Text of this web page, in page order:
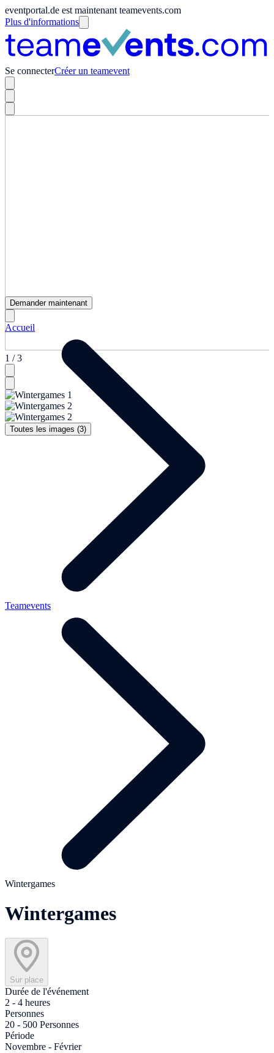
eventportal.de est maintenant teamevents.com
Plus d'informations
Se connecterCréer un teamevent
1 / 3
Toutes les images (3)
Demander maintenant
Accueil
Teamevents
Wintergames
Wintergames
Sur place
Durée de l'événement
2 - 4 heures
Personnes
20 - 500 Personnes
Période
Novembre - Février